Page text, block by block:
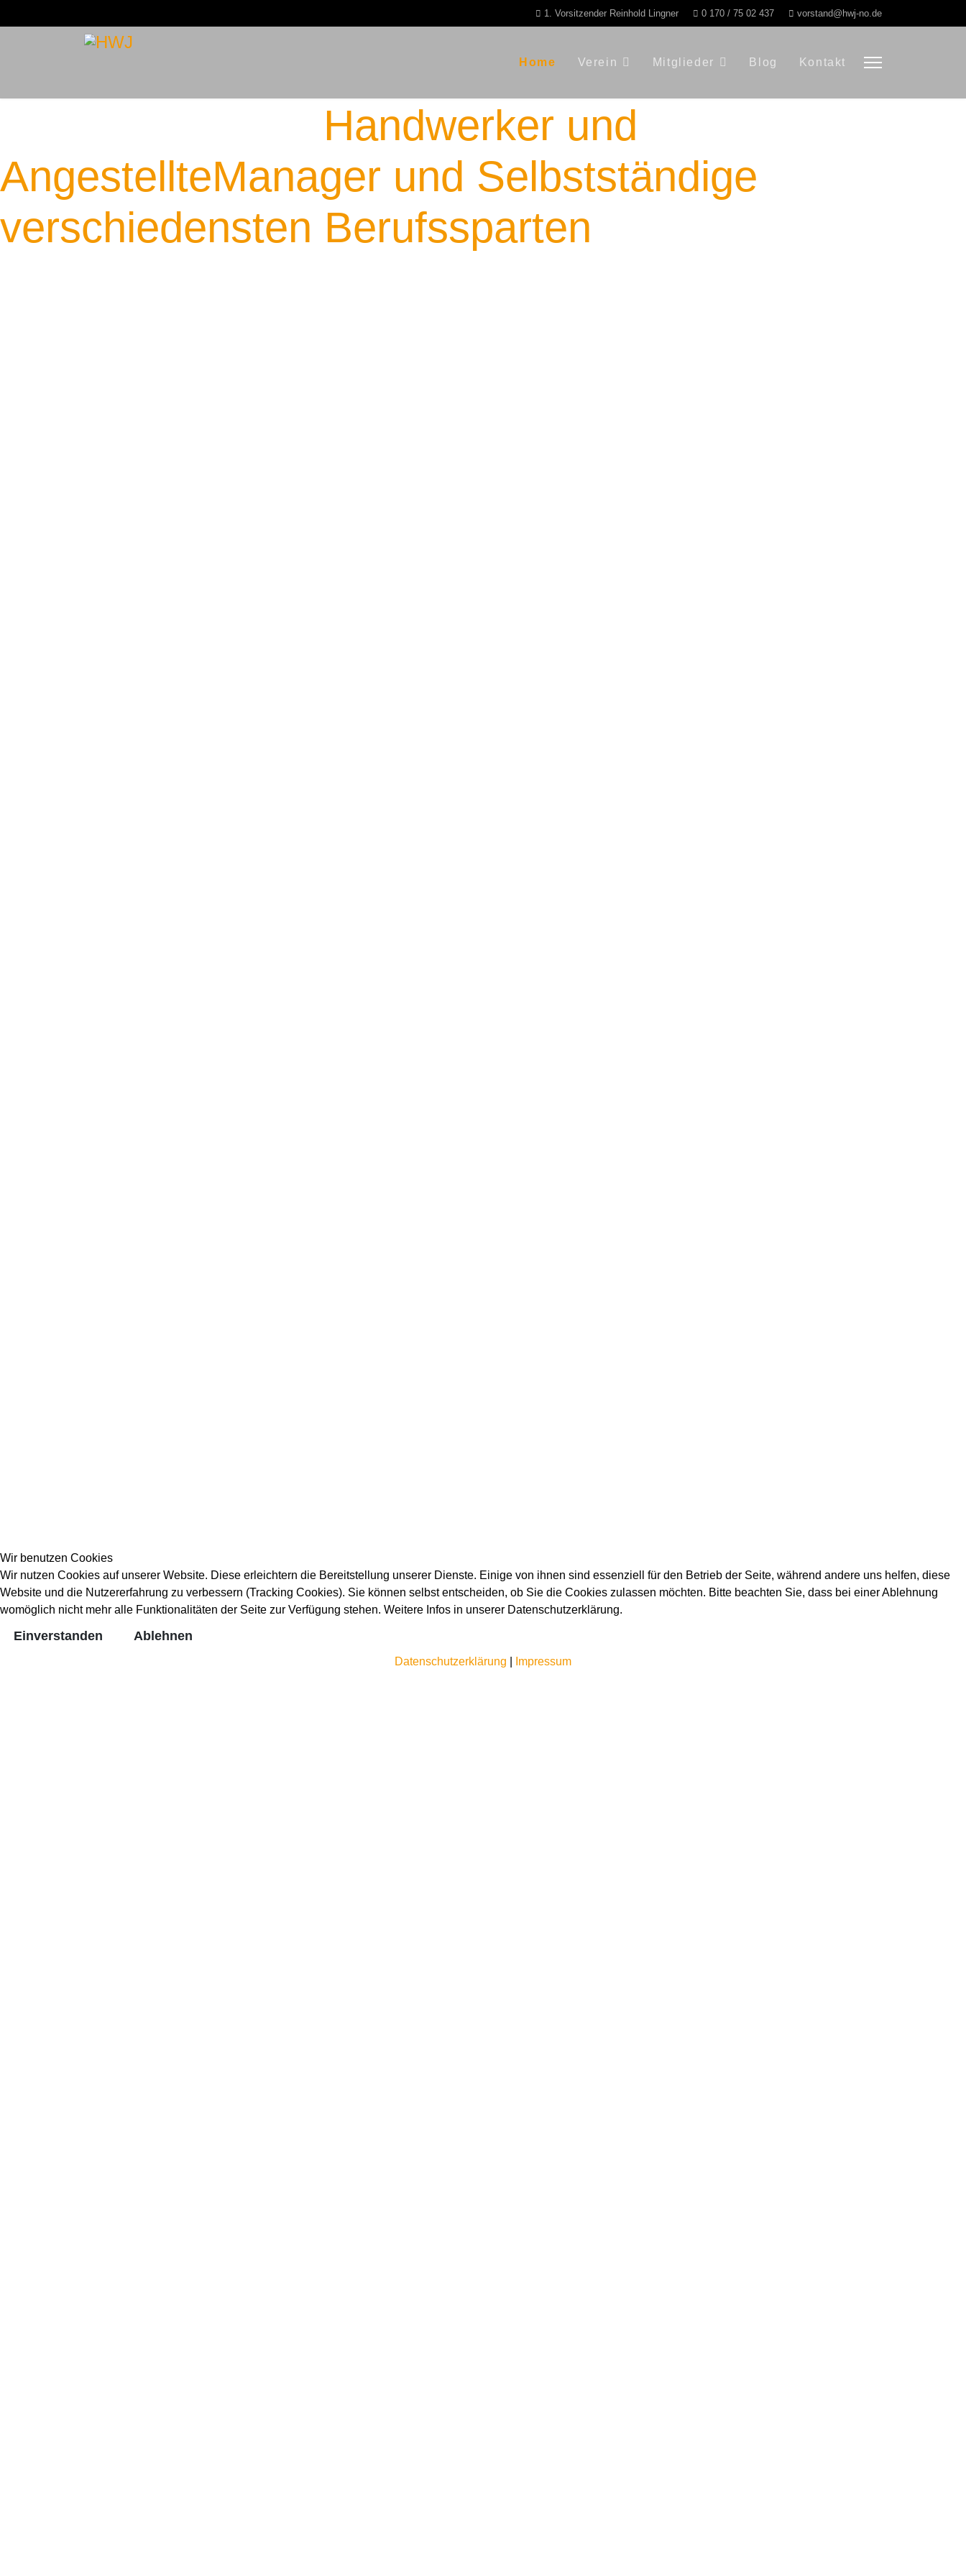
1. Vorsitzender Reinhold Lingner 0 170 / 75 02 437 vorstand@hwj-no.de
Home Verein Mitglieder Blog Kontakt
Handwerker und
AngestellteManager und Selbstständige
verschiedensten Berufssparten
Wir benutzen Cookies
Wir nutzen Cookies auf unserer Website. Diese erleichtern die Bereitstellung unserer Dienste. Einige von ihnen sind essenziell für den Betrieb der Seite, während andere uns helfen, diese
Website und die Nutzererfahrung zu verbessern (Tracking Cookies). Sie können selbst entscheiden, ob Sie die Cookies zulassen möchten. Bitte beachten Sie, dass bei einer Ablehnung
womöglich nicht mehr alle Funktionalitäten der Seite zur Verfügung stehen. Weitere Infos in unserer Datenschutzerklärung.
Einverstanden Ablehnen
Datenschutzerklärung Impressum